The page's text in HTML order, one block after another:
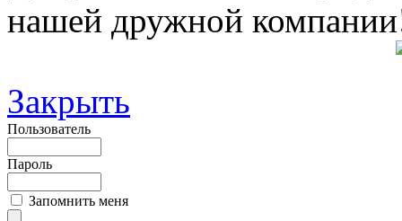
нашей дружной
Закрыть
Пользователь
Пароль
Запомнить меня